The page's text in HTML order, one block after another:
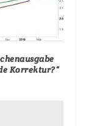
Korrektur?“